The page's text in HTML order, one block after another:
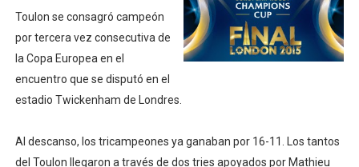
Toulon se consagró campeón
por tercera vez consecutiva de
la Copa Europea en el
encuentro que se disputó en el
estadio Twickenham de Londres.
Al descanso, los tricampeones ya ganaban por 16-11. Los tantos
del Toulon llegaron a través de dos tries apoyados por Mathieu